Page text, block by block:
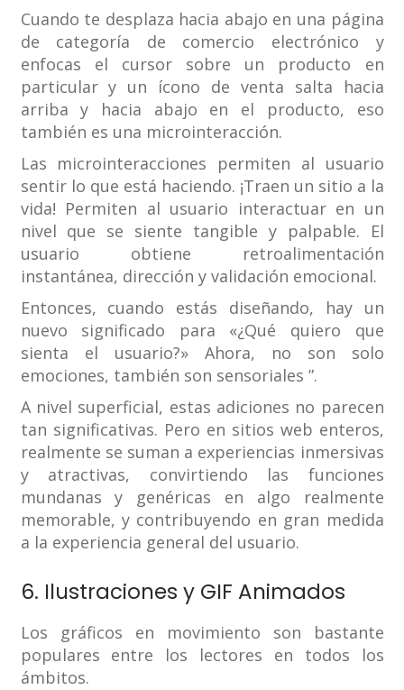
Cuando te desplaza hacia abajo en una página
de categoría de comercio electrónico y
enfocas el cursor sobre un producto en
particular y un ícono de venta salta hacia
arriba y hacia abajo en el producto, eso
también es una microinteracción.
Las microinteracciones permiten al usuario
sentir lo que está haciendo. ¡Traen un sitio a la
vida! Permiten al usuario interactuar en un
nivel que se siente tangible y palpable. El
usuario obtiene retroalimentación
instantánea, dirección y validación emocional.
Entonces, cuando estás diseñando, hay un
nuevo significado para «¿Qué quiero que
sienta el usuario?» Ahora, no son solo
emociones, también son sensoriales ”.
A nivel superficial, estas adiciones no parecen
tan significativas. Pero en sitios web enteros,
realmente se suman a experiencias inmersivas
y atractivas, convirtiendo las funciones
mundanas y genéricas en algo realmente
memorable, y contribuyendo en gran medida
a la experiencia general del usuario.
6. Ilustraciones y GIF Animados
Los gráficos en movimiento son bastante
populares entre los lectores en todos los
ámbitos.